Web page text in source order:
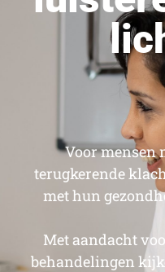
Voor mensen
terugkerende
met hun
Met aandacht
behandelingen